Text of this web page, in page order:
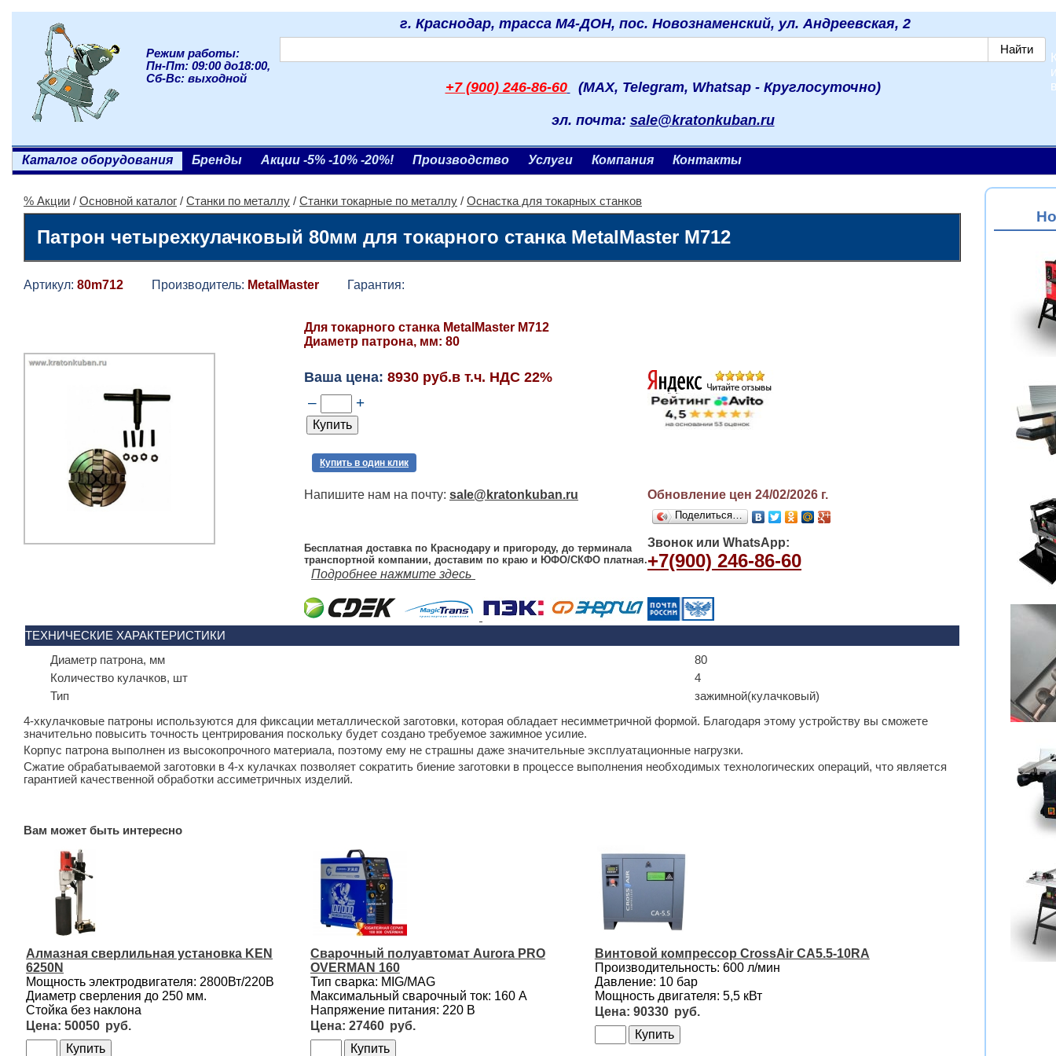
Режим работы:
Пн-Пт: 09:00 до18:00,
Сб-Вс: выходной
г. Краснодар, трасса М4-ДОН, пос. Новознаменский, ул. Андреевская, 2
+7 (900) 246-86-60 (MAX, Telegram, Whatsap - Круглосуточно)
эл. почта: sale@kratonkuban.ru
Каталог оборудования Бренды Акции -5% -10% -20%! Производство Услуги Компания Контакты
% Акции / Основной каталог / Станки по металлу / Станки токарные по металлу / Оснастка для токарных станков
Патрон четырехкулачковый 80мм для токарного станка MetalMaster M712
Артикул: 80m712 Производитель: MetalMaster Гарантия:
Для токарного станка MetalMaster M712
Диаметр патрона, мм: 80
Ваша цена: 8930 руб.в т.ч. НДС 22%
– +
Купить в один клик
Напишите нам на почту: sale@kratonkuban.ru Обновление цен 24/02/2026 г.
Поделиться…
Бесплатная доставка по Краснодару и пригороду, до терминала
транспортной компании, доставим по краю и ЮФО/СКФО платная.
Подробнее нажмите здесь
Звонок или WhatsApp:
+7(900) 246-86-60
ТЕХНИЧЕСКИЕ ХАРАКТЕРИСТИКИ
Диаметр патрона, мм
80
Количество кулачков, шт
4
Тип
зажимной(кулачковый)
4-хкулачковые патроны используются для фиксации металлической заготовки, которая обладает несимметричной формой. Благодаря этому устройству вы сможете
значительно повысить точность центрирования поскольку будет создано требуемое зажимное усилие.
Корпус патрона выполнен из высокопрочного материала, поэтому ему не страшны даже значительные эксплуатационные нагрузки.
Сжатие обрабатываемой заготовки в 4-х кулачках позволяет сократить биение заготовки в процессе выполнения необходимых технологических операций, что является
гарантией качественной обработки ассиметричных изделий.
Вам может быть интересно
Алмазная сверлильная установка KEN
6250N
Мощность электродвигателя: 2800Вт/220В
Диаметр сверления до 250 мм.
Стойка без наклона
50050
Сварочный полуавтомат Aurora PRO
OVERMAN 160
Тип сварка: MIG/MAG
Максимальный сварочный ток: 160 А
Напряжение питания: 220 В
27460
Винтовой компрессор CrossAir CA5.5-10RA
Производительность: 600 л/мин
Давление: 10 бар
Мощность двигателя: 5,5 кВт
90330